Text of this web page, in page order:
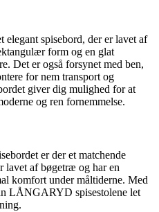
spisebord, der er lavet af
form og en glat
Det er også forsynet med ben,
for nem transport og
giver dig mulighed for at
og ren fornemmelse.
er der et matchende
lavet af bøgetræ og har en
komfort under måltiderne. Med
LÅNGARYD spisestolene let